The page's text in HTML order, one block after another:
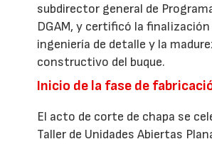
subdirector general de
DGAM, y certificó la finalización
ingeniería de detalle y la
constructivo del buque.
Inicio de la fase de
El acto de corte de chapa se
Taller de Unidades Abiertas